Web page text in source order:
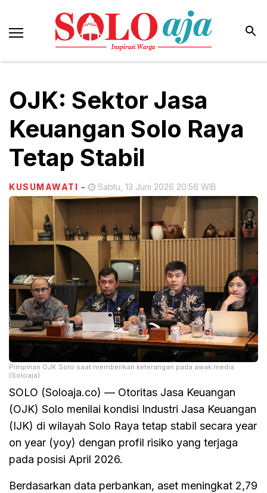
OJK: Sektor Jasa
Keuangan Solo Raya
Tetap Stabil
KUSUMAWATI - Sabtu, 13 Juni 2026 20:56 WIB
Pimpinan OJK Solo saat memberikan keterangan pada awak media
(Soloaja)
SOLO (Soloaja.co) — Otoritas Jasa Keuangan
(OJK) Solo menilai kondisi Industri Jasa Keuangan
(IJK) di wilayah Solo Raya tetap stabil secara year
on year (yoy) dengan profil risiko yang terjaga
pada posisi April 2026.
Berdasarkan data perbankan, aset meningkat 2,79